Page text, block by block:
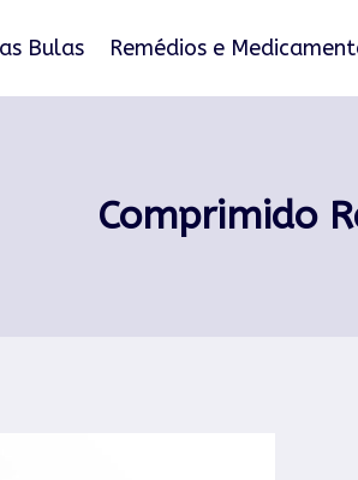
Bulas Remédios e
Comprimido